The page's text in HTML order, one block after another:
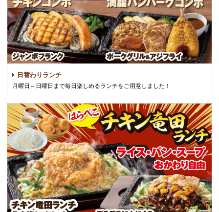
日替わりランチ
月曜日～日曜日まで毎日楽しめるランチをご用意しました！